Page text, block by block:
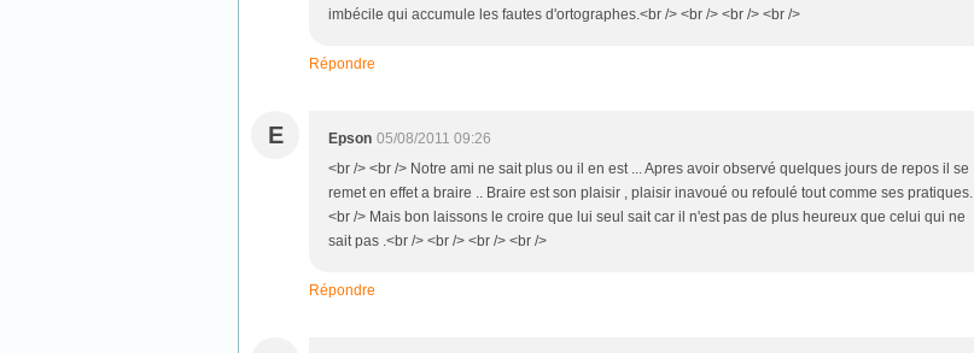
imbécile qui accumule les fautes d'ortographes.<br /> <br /> <br /> <br />
Répondre
E Epson 05/08/2011 09:26
<br /> <br /> Notre ami ne sait plus ou il en est ... Apres avoir observé quelques jours de repos il se
remet en effet a braire .. Braire est son plaisir , plaisir inavoué ou refoulé tout comme ses pratiques.
<br /> Mais bon laissons le croire que lui seul sait car il n'est pas de plus heureux que celui qui ne
sait pas .<br /> <br /> <br /> <br />
Répondre